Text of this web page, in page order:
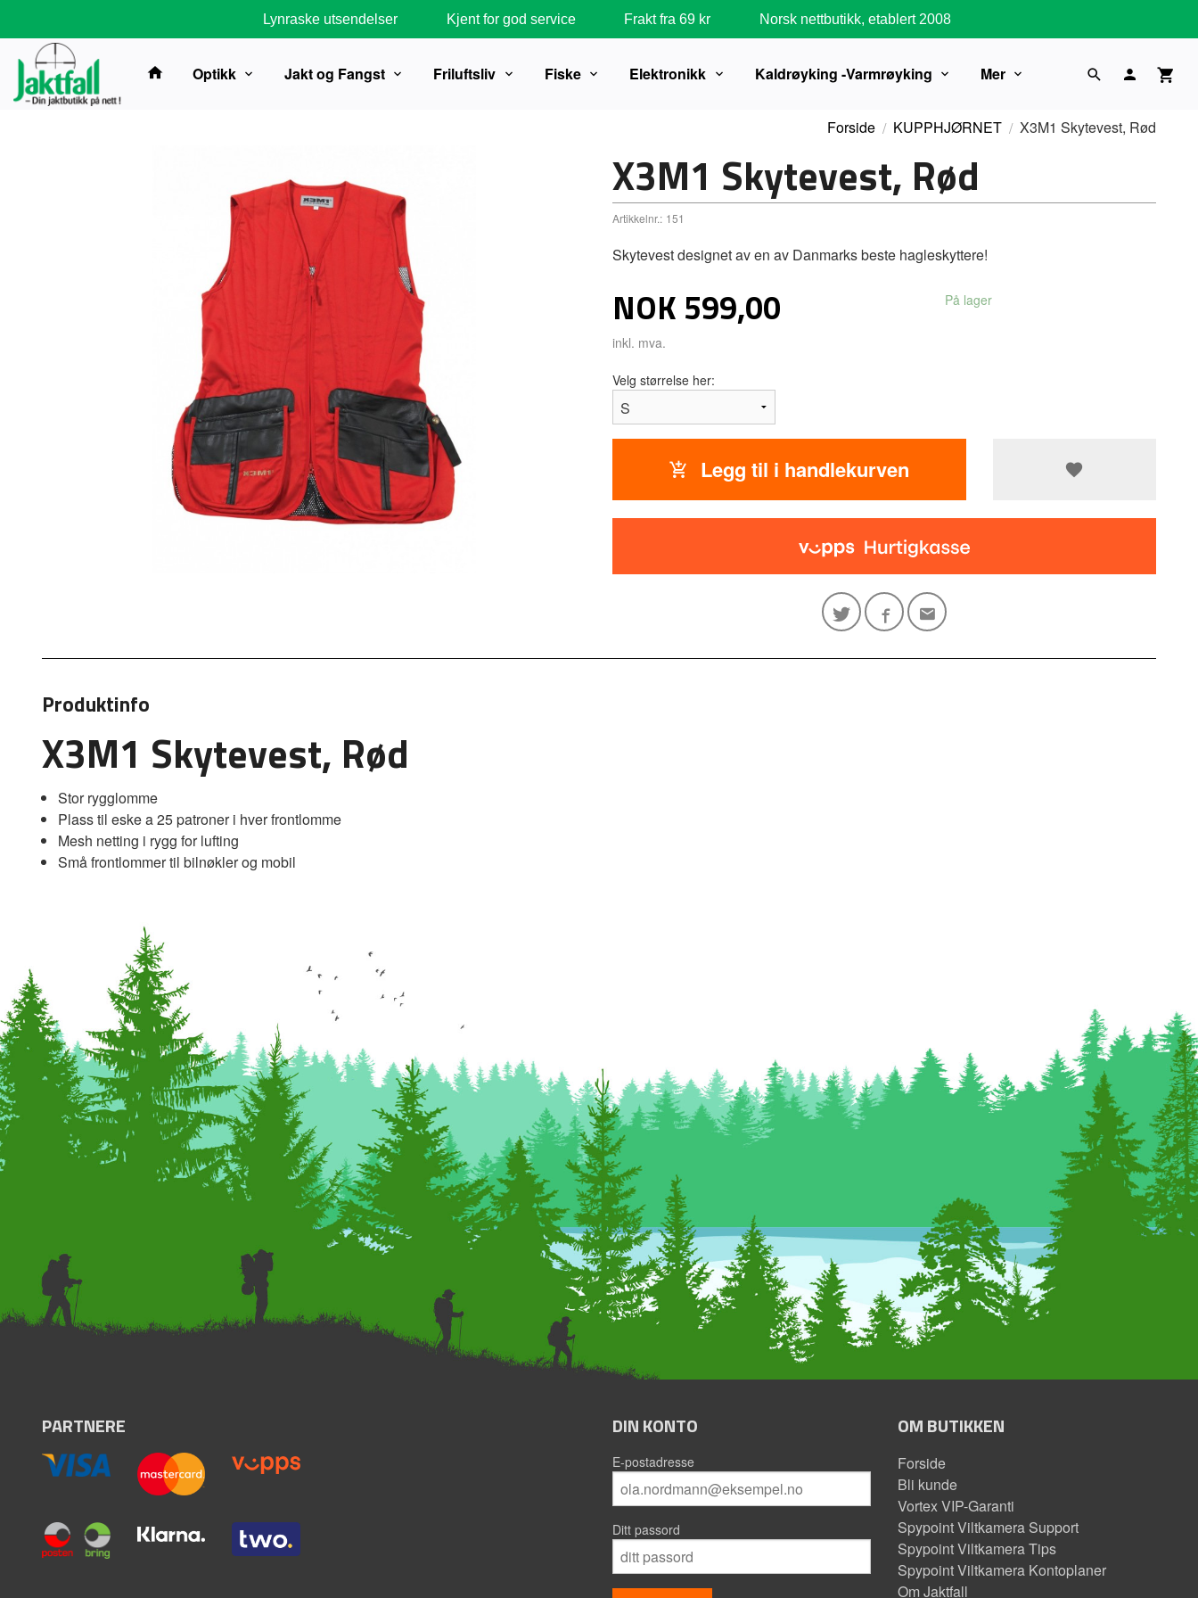
innholdet
Lynraske utsendelser Kjent for god service Frakt fra 69 kr Norsk nettbutikk, etablert 2008
Optikk Jakt og Fangst Friluftsliv Fiske Elektronikk Kaldrøyking -Varmrøyking Mer
Forside KUPPHJØRNET X3M1 Skytevest, Rød
X3M1 Skytevest, Rød
Artikkelnr.: 151
Skytevest designet av en av Danmarks beste hagleskyttere!
Pris
NOK 599,00
inkl. mva.
På lager
Velg størrelse her:
Legg til i handlekurven
Produktinfo
X3M1 Skytevest, Rød
Stor rygglomme
Plass til eske a 25 patroner i hver frontlomme
Mesh netting i rygg for lufting
Små frontlommer til bilnøkler og mobil
PARTNERE DIN KONTO
E-postadresse
Ditt passord
OM BUTIKKEN
Forside
Bli kunde
Vortex VIP-Garanti
Spypoint Viltkamera Support
Spypoint Viltkamera Tips
Spypoint Viltkamera Kontoplaner
Om Jaktfall